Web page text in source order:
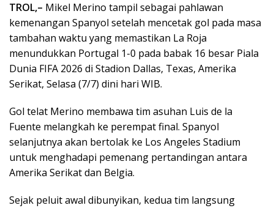
TROL,– Mikel Merino tampil sebagai pahlawan
kemenangan Spanyol setelah mencetak gol pada masa
tambahan waktu yang memastikan La Roja
menundukkan Portugal 1-0 pada babak 16 besar Piala
Dunia FIFA 2026 di Stadion Dallas, Texas, Amerika
Serikat, Selasa (7/7) dini hari WIB.
Gol telat Merino membawa tim asuhan Luis de la
Fuente melangkah ke perempat final. Spanyol
selanjutnya akan bertolak ke Los Angeles Stadium
untuk menghadapi pemenang pertandingan antara
Amerika Serikat dan Belgia.
Sejak peluit awal dibunyikan, kedua tim langsung